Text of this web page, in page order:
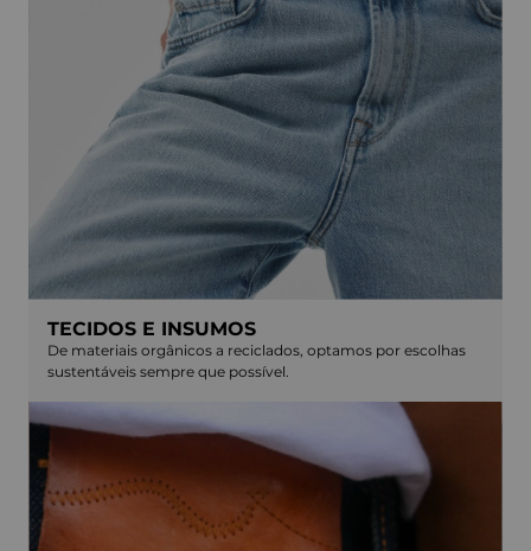
TECIDOS E INSUMOS
De materiais orgânicos a reciclados, optamos por escolhas
sustentáveis sempre que possível.